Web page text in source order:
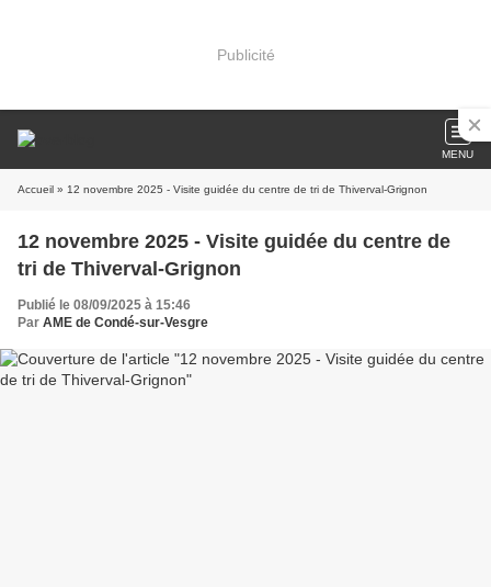
Publicité
MENU
Accueil » 12 novembre 2025 - Visite guidée du centre de tri de Thiverval-Grignon
12 novembre 2025 - Visite guidée du centre de
tri de Thiverval-Grignon
Publié le 08/09/2025 à 15:46
Par AME de Condé-sur-Vesgre